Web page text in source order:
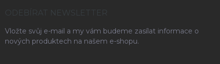
ODEBÍRAT NEWSLETTER
Vložte svůj e-mail a my vám budeme zasílat informace o
nových produktech na našem e-shopu.